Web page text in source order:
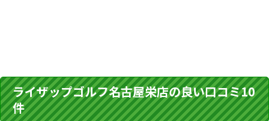
ライザップゴルフ名古屋栄店の良い口コミ10
件